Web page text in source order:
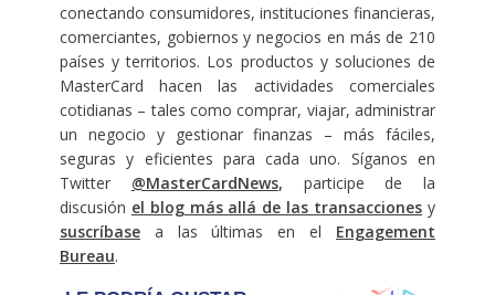
conectando consumidores, instituciones financieras,
comerciantes, gobiernos y negocios en más de 210
países y territorios. Los productos y soluciones de
MasterCard hacen las actividades comerciales
cotidianas – tales como comprar, viajar, administrar
un negocio y gestionar finanzas – más fáciles,
seguras y eficientes para cada uno. Síganos en
Twitter @MasterCardNews, participe de la
discusión el blog más allá de las transacciones y
suscríbasea las últimas en el Engagement
Bureau.